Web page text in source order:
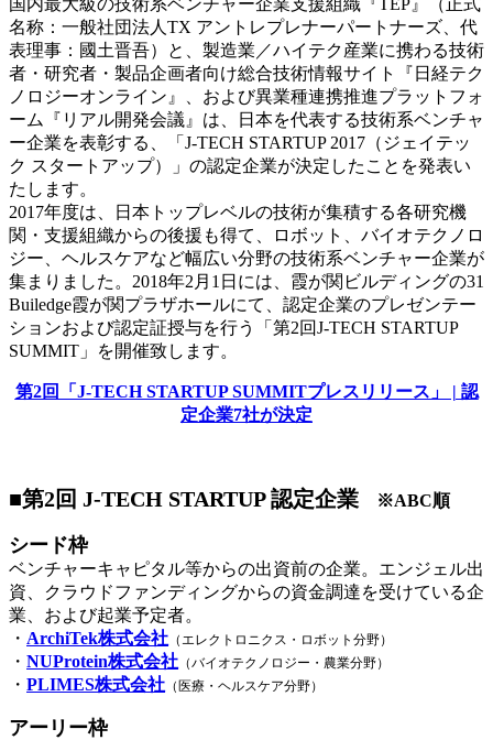
名称：一般社団法人TX アントレプレナーパートナーズ、代
表理事：國土晋吾）と、製造業／ハイテク産業に携わる技術
者・研究者・製品企画者向け総合技術情報サイト『日経テク
ノロジーオンライン』、および異業種連携推進プラットフォ
ーム『リアル開発会議』は、日本を代表する技術系ベンチャ
ー企業を表彰する、「J-TECH STARTUP 2017（ジェイテッ
ク スタートアップ）」の認定企業が決定したことを発表い
たします。
2017年度は、日本トップレベルの技術が集積する各研究機
関・支援組織からの後援も得て、ロボット、バイオテクノロ
ジー、ヘルスケアなど幅広い分野の技術系ベンチャー企業が
集まりました。2018年2月1日には、霞が関ビルディングの31
Builedge霞が関プラザホールにて、認定企業のプレゼンテー
ションおよび認定証授与を行う「第2回J-TECH STARTUP
SUMMIT」を開催致します。
第2回「J-TECH STARTUP SUMMITプレスリリース」 | 認
定企業7社が決定
■第2回 J-TECH STARTUP 認定企業 ※ABC順
シード枠
ベンチャーキャピタル等からの出資前の企業。エンジェル出
資、クラウドファンディングからの資金調達を受けている企
業、および起業予定者。
・ ArchiTek株式会社 （エレクトロニクス・ロボット分野）
・ NUProtein株式会社 （バイオテクノロジー・農業分野）
・ PLIMES株式会社 （医療・ヘルスケア分野）
アーリー枠